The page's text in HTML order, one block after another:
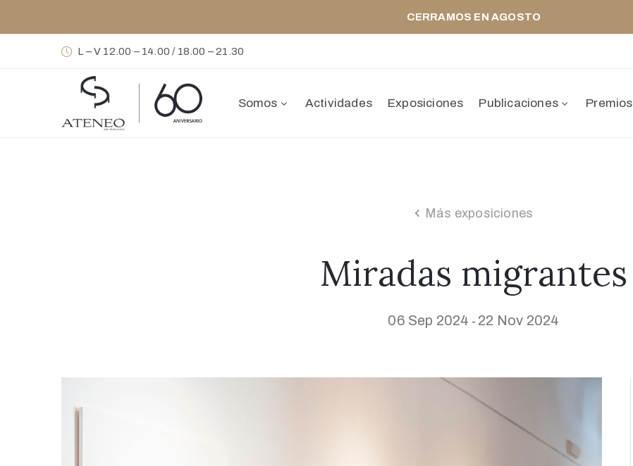
CERRAMOS EN AGOSTO
L – V 12.00 – 14.00 / 18.00 – 21.30
Somos Actividades Exposiciones Publicaciones Premios
Más exposiciones
Miradas migrantes
06 Sep 2024 - 22 Nov 2024